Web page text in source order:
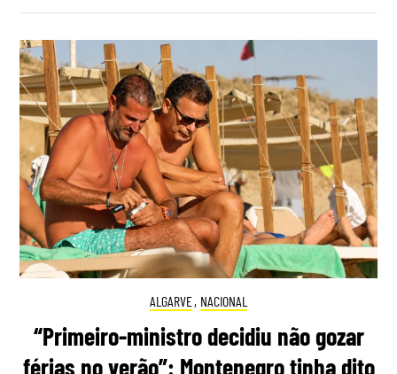
ALGARVE, NACIONAL
“Primeiro-ministro decidiu não gozar
férias no verão”: Montenegro tinha dito